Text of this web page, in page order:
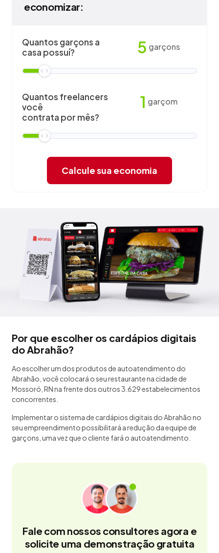
economizar:
Quantos garçons a
casa possuí?
5 garçons
Quantos freelancers
você
contrata por mês?
1 garçom
Calcule sua economia
Por que escolher os cardápios digitais
do Abrahão?
Ao escolher um dos produtos de autoatendimento do
Abrahão, você colocará o seu restaurante na cidade de
Mossoró, RN na frente dos outros 3.629 estabelecimentos
concorrentes.
Implementar o sistema de cardápios digitais do Abrahão no
seu empreendimento possibilitará a redução da equipe de
garçons, uma vez que o cliente fará o autoatendimento.
Fale com nossos consultores agora e
solicite uma demonstração gratuita